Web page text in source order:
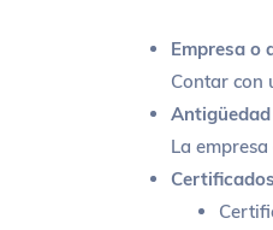
Empresa o
Contar con
La